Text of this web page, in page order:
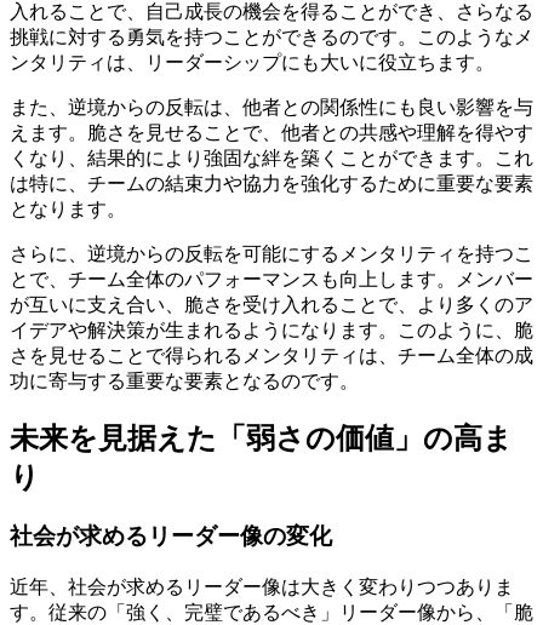
入れることで、自己成長の機会を得ることができ、さらなる
挑戦に対する勇気を持つことができるのです。このようなメ
ンタリティは、リーダーシップにも大いに役立ちます。
また、逆境からの反転は、他者との関係性にも良い影響を与
えます。脆さを見せることで、他者との共感や理解を得やす
くなり、結果的により強固な絆を築くことができます。これ
は特に、チームの結束力や協力を強化するために重要な要素
となります。
さらに、逆境からの反転を可能にするメンタリティを持つこ
とで、チーム全体のパフォーマンスも向上します。メンバー
が互いに支え合い、脆さを受け入れることで、より多くのア
イデアや解決策が生まれるようになります。このように、脆
さを見せることで得られるメンタリティは、チーム全体の成
功に寄与する重要な要素となるのです。
未来を見据えた「弱さの価値」の高ま
り
社会が求めるリーダー像の変化
近年、社会が求めるリーダー像は大きく変わりつつありま
す。従来の「強く、完璧であるべき」リーダー像から、「脆